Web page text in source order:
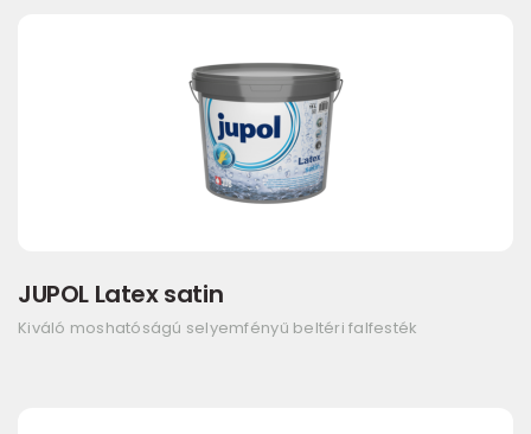
JUPOL Latex satin
Kiváló moshatóságú selyemfényű beltéri falfesték